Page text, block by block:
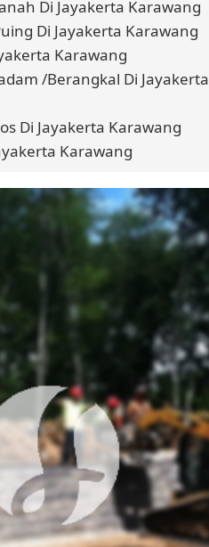
Di Jayakerta Karawang
Di Jayakerta Karawang
Karawang
/Berangkal Di Jayakerta
Di Jayakerta Karawang
Karawang